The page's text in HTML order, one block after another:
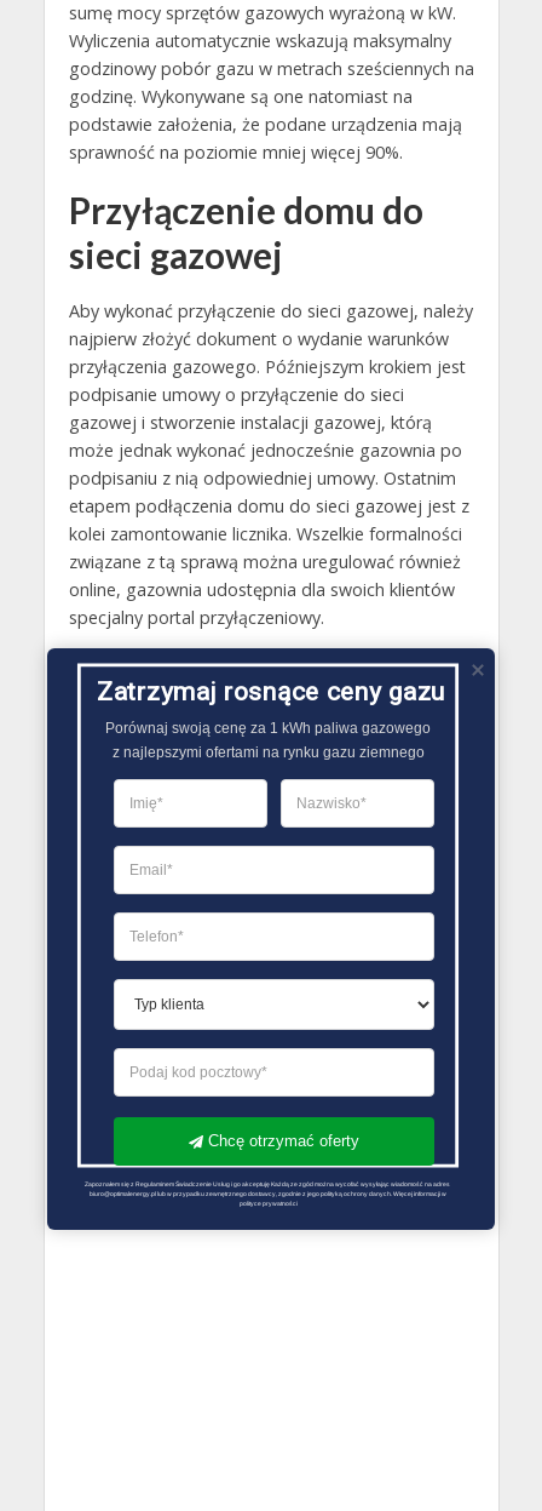
sumę mocy sprzętów gazowych wyrażoną w kW.
Wyliczenia automatycznie wskazują maksymalny
godzinowy pobór gazu w metrach sześciennych na
godzinę. Wykonywane są one natomiast na
podstawie założenia, że podane urządzenia mają
sprawność na poziomie mniej więcej 90%.
Przyłączenie domu do
sieci gazowej
Aby wykonać przyłączenie do sieci gazowej, należy
najpierw złożyć dokument o wydanie warunków
przyłączenia gazowego. Późniejszym krokiem jest
podpisanie umowy o przyłączenie do sieci
gazowej i stworzenie instalacji gazowej, którą
może jednak wykonać jednocześnie gazownia po
podpisaniu z nią odpowiedniej umowy. Ostatnim
etapem podłączenia domu do sieci gazowej jest z
kolei zamontowanie licznika. Wszelkie formalności
związane z tą sprawą można uregulować również
online, gazownia udostępnia dla swoich klientów
specjalny portal przyłączeniowy.
Gazy techniczne Golub-Dobrzyń
Butle gazowe Golub-Dobrzyń
Gaz płynny Golub-Dobrzyń
LPG Golub-Dobrzyń
Dostawcy gazu Golub-Dobrzyń
Zatrzymaj rosnące ceny gazu
Porównaj swoją cenę za 1 kWh paliwa gazowego
z najlepszymi ofertami na rynku gazu ziemnego
Chcę otrzymać oferty
Zapoznałem się z Regulaminem Świadczenie Usług i go akceptuję Każdą ze zgód można wycofać wysyłając wiadomość na adres
biuro@optimalenergy.pl lub w przypadku zewnętrznego dostawcy, zgodnie z jego polityką ochrony danych. Więcej informacji w
polityce prywatności